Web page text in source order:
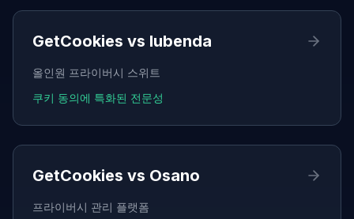
GetCookies vs Iubenda
올인원 프라이버시 스위트
쿠키 동의에 특화된 전문성
GetCookies vs Osano
프라이버시 관리 플랫폼